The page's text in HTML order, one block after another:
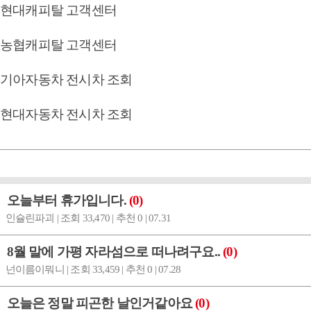
현대캐피탈 고객센터
농협캐피탈 고객센터
기아자동차 전시차 조회
현대자동차 전시차 조회
오늘부터 휴가입니다.(0)
인슐린파괴 | 조회 33,470 | 추천 0 | 07.31
8월 말에 가평 자라섬으로 떠나려구요..(0)
넌이름이뭐니 | 조회 33,459 | 추천 0 | 07.28
오늘은 정말 피곤한 날인거같아요(0)